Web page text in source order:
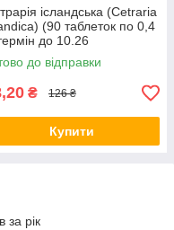
ісландська (Cetraria
(90 таблеток по 0,4
до 10.26
до відправки
₴ 126 ₴
Купити
за рік